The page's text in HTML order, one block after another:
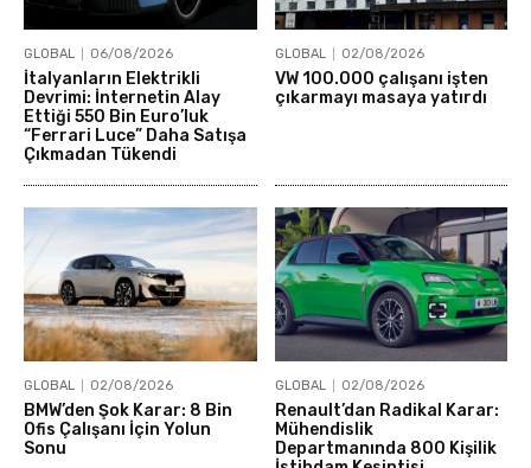
GLOBAL 06/08/2026
İtalyanların Elektrikli
Devrimi: İnternetin Alay
Ettiği 550 Bin Euro’luk
“Ferrari Luce” Daha Satışa
Çıkmadan Tükendi
GLOBAL 02/08/2026
VW 100.000 çalışanı işten
çıkarmayı masaya yatırdı
GLOBAL 02/08/2026
BMW’den Şok Karar: 8 Bin
Ofis Çalışanı İçin Yolun
Sonu
GLOBAL 02/08/2026
Renault’dan Radikal Karar:
Mühendislik
Departmanında 800 Kişilik